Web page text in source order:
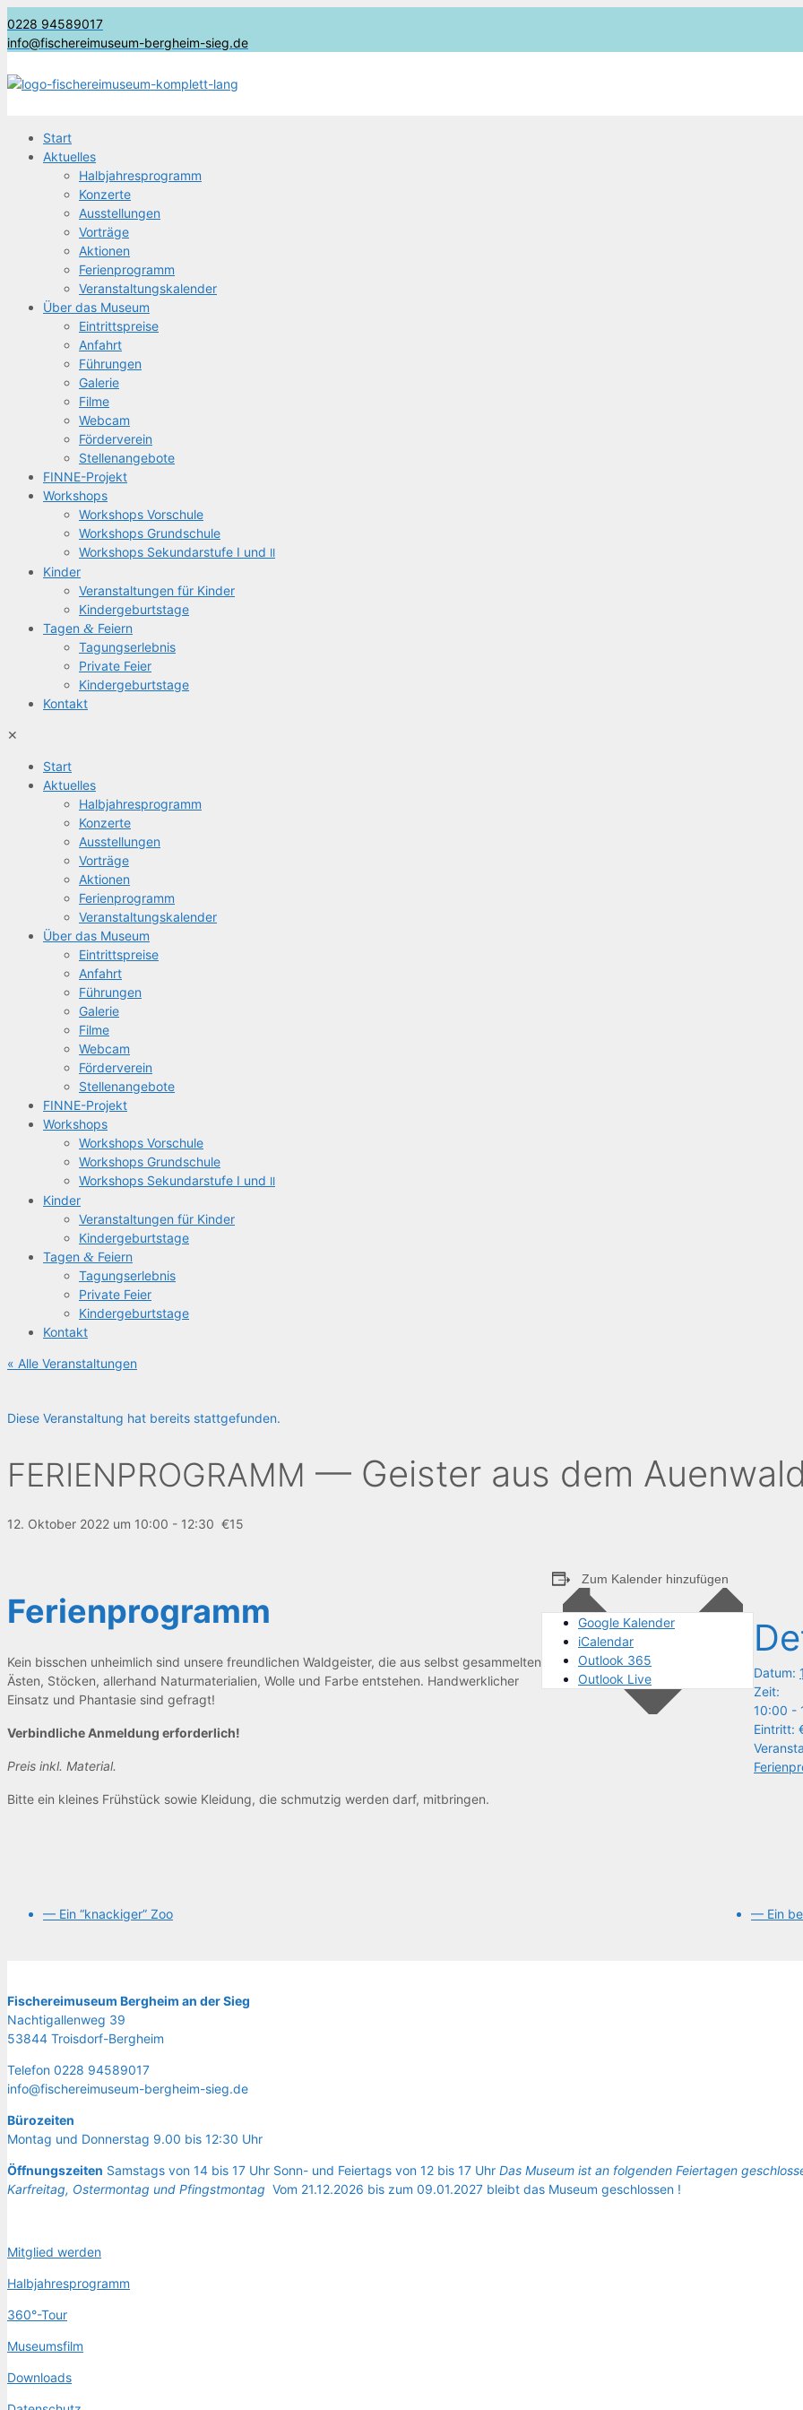
0228 94589017
info@fischereimuseum-bergheim-sieg.de
Start
Aktu­el­les
Halb­jah­res­pro­gramm
Kon­zer­te
Aus­stel­lun­gen
Vor­trä­ge
Aktio­nen
Feri­en­pro­gramm
Ver­an­stal­tungs­ka­len­der
Über das Museum
Ein­tritts­prei­se
Anfahrt
Füh­run­gen
Gale­rie
Fil­me
Web­cam
För­der­ver­ein
Stel­len­an­ge­bo­te
FIN­­NE-Pro­­jekt
Work­shops
Work­shops Vorschule
Work­shops Grundschule
Work­shops Sekun­dar­stu­fe I und II
Kin­der
Ver­an­stal­tun­gen für Kinder
Kin­der­ge­burts­ta­ge
Tagen & Feiern
Tagungs­er­leb­nis
Pri­va­te Feier
Kin­der­ge­burts­ta­ge
Kon­takt
✕
Start
Aktu­el­les
Halb­jah­res­pro­gramm
Kon­zer­te
Aus­stel­lun­gen
Vor­trä­ge
Aktio­nen
Feri­en­pro­gramm
Ver­an­stal­tungs­ka­len­der
Über das Museum
Ein­tritts­prei­se
Anfahrt
Füh­run­gen
Gale­rie
Fil­me
Web­cam
För­der­ver­ein
Stel­len­an­ge­bo­te
FIN­­NE-Pro­­jekt
Work­shops
Work­shops Vorschule
Work­shops Grundschule
Work­shops Sekun­dar­stu­fe I und II
Kin­der
Ver­an­stal­tun­gen für Kinder
Kin­der­ge­burts­ta­ge
Tagen & Feiern
Tagungs­er­leb­nis
Pri­va­te Feier
Kin­der­ge­burts­ta­ge
Kon­takt
« Alle Veranstaltungen
Diese Veranstaltung hat bereits stattgefunden.
FERIENPROGRAMM — Geis­ter aus dem
12. Oktober 2022 um 10:00 - 12:30 €15
Feri­en­pro­gramm
Kein biss­chen unheim­lich sind unse­re freund­li­chen Wald­geis­ter, die aus selbst gesammelten
Ästen, Stö­cken, aller­hand Natur­ma­te­ria­li­en, Wol­le und Far­be ent­ste­hen. Handwerklicher
Ein­satz und Phan­ta­sie sind gefragt!
Ver­bind­li­che Anmel­dung erforderlich!
Preis inkl. Material.
Bit­te ein klei­nes Früh­stück sowie Klei­dung, die schmut­zig wer­den darf, mitbringen.
Zum Kalender hinzufügen
Google Kalender
iCalendar
Outlook 365
Outlook Live
Datum:
Zeit:
10:00 -
Eintritt:
— Ein “kna­cki­ger” Zoo — Ein
Fische­rei­mu­se­um Berg­heim an der Sieg
Nach­ti­gal­len­weg 39
53844 Troisdorf-Bergheim
Tele­fon 0228 94589017
info@fischereimuseum-bergheim-sieg.de
Büro­zei­ten
Mon­tag und Don­ners­tag 9.00 bis 12:30 Uhr
Öffnungszeiten Samstags von 14 bis 17 Uhr Sonn- und Feiertags von 12 bis 17 Uhr Das Museum ist an folgenden Feiertagen
Karfreitag, Ostermontag und Pfingstmontag Vom 21.12.2026 bis zum 09.01.2027 bleibt das Museum geschlossen !
Mit­glied werden
Halb­jah­res­pro­gramm
360°-Tour
Muse­ums­film
Down­loads